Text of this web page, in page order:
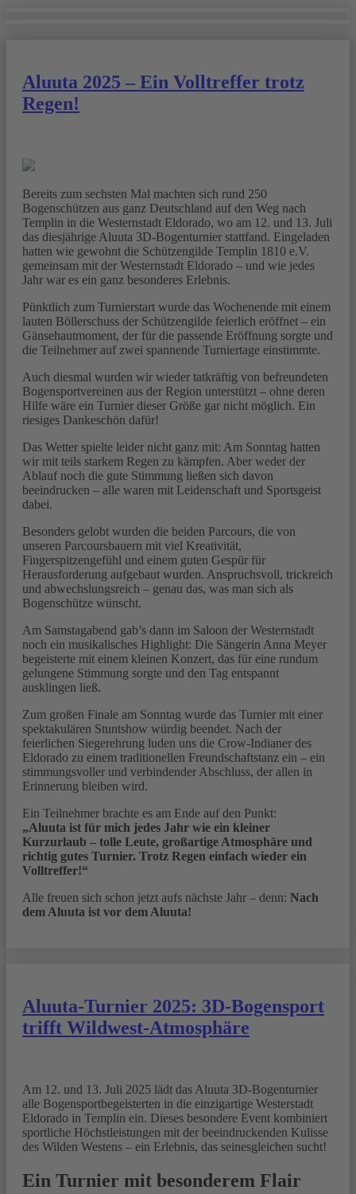
Aluuta 2025 – Ein Volltreffer trotz
Regen!
Bereits zum sechsten Mal machten sich rund 250
Bogenschützen aus ganz Deutschland auf den Weg nach
Templin in die Westernstadt Eldorado, wo am 12. und 13. Juli
das diesjährige Aluuta 3D-Bogenturnier stattfand. Eingeladen
hatten wie gewohnt die Schützengilde Templin 1810 e.V.
gemeinsam mit der Westernstadt Eldorado – und wie jedes
Jahr war es ein ganz besonderes Erlebnis.
Pünktlich zum Turnierstart wurde das Wochenende mit einem
lauten Böllerschuss der Schützengilde feierlich eröffnet – ein
Gänsehautmoment, der für die passende Eröffnung sorgte und
die Teilnehmer auf zwei spannende Turniertage einstimmte.
Auch diesmal wurden wir wieder tatkräftig von befreundeten
Bogensportvereinen aus der Region unterstützt – ohne deren
Hilfe wäre ein Turnier dieser Größe gar nicht möglich. Ein
riesiges Dankeschön dafür!
Das Wetter spielte leider nicht ganz mit: Am Sonntag hatten
wir mit teils starkem Regen zu kämpfen. Aber weder der
Ablauf noch die gute Stimmung ließen sich davon
beeindrucken – alle waren mit Leidenschaft und Sportsgeist
dabei.
Besonders gelobt wurden die beiden Parcours, die von
unseren Parcoursbauern mit viel Kreativität,
Fingerspitzengefühl und einem guten Gespür für
Herausforderung aufgebaut wurden. Anspruchsvoll, trickreich
und abwechslungsreich – genau das, was man sich als
Bogenschütze wünscht.
Am Samstagabend gab’s dann im Saloon der Westernstadt
noch ein musikalisches Highlight: Die Sängerin Anna Meyer
begeisterte mit einem kleinen Konzert, das für eine rundum
gelungene Stimmung sorgte und den Tag entspannt
ausklingen ließ.
Zum großen Finale am Sonntag wurde das Turnier mit einer
spektakulären Stuntshow würdig beendet. Nach der
feierlichen Siegerehrung luden uns die Crow-Indianer des
Eldorado zu einem traditionellen Freundschaftstanz ein – ein
stimmungsvoller und verbindender Abschluss, der allen in
Erinnerung bleiben wird.
Ein Teilnehmer brachte es am Ende auf den Punkt:
„Aluuta ist für mich jedes Jahr wie ein kleiner
Kurzurlaub – tolle Leute, großartige Atmosphäre und
richtig gutes Turnier. Trotz Regen einfach wieder ein
Volltreffer!“
Alle freuen sich schon jetzt aufs nächste Jahr – denn: Nach
dem Aluuta ist vor dem Aluuta!
Aluuta-Turnier 2025: 3D-Bogensport
trifft Wildwest-Atmosphäre
Am 12. und 13. Juli 2025 lädt das Aluuta 3D-Bogenturnier
alle Bogensportbegeisterten in die einzigartige Westerstadt
Eldorado in Templin ein. Dieses besondere Event kombiniert
sportliche Höchstleistungen mit der beeindruckenden Kulisse
des Wilden Westens – ein Erlebnis, das seinesgleichen sucht!
Ein Turnier mit besonderem Flair